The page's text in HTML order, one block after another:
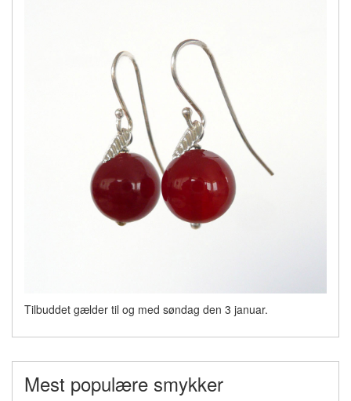
Tilbuddet gælder til og med søndag den 3 januar.
Mest populære smykker